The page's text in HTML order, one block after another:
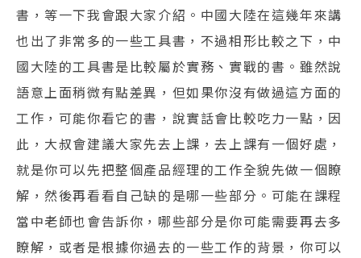
書，等一下我會跟大家介紹。‌‌中國大陸在這幾年來講
也出了非常多的一些工具書，不過相形比較之下，中
國大陸的工具書是比較屬於實務、實戰的書。‌‌雖然說
語意上面‌‌稍微有點差異，但如果你沒有做過這方面的
工作，可能你看它的書，說實話會比較吃力一點，‌‌因
此，‌‌大叔會建議大家先去上課，去上課有一個好處，
就是你可以先把整個產品經理的工作全貌先做一個瞭
解，然後再看看自己缺的是哪一些部分。‌‌可能在課程
當中老師也會告訴你，‌‌哪些部分是你可能需要再去多
瞭解，或者是根據你過去的一些工作的背景，‌‌你可以